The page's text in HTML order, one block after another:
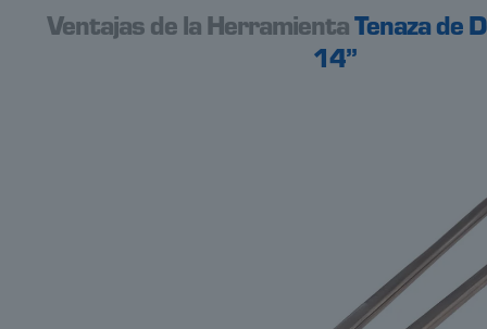
Ventajas de la Herramienta Tenaza de
14”